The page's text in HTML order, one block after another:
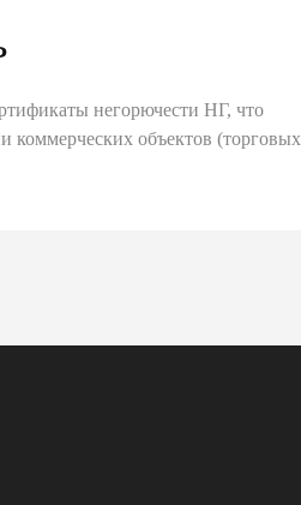
негорючести НГ, что
коммерческих объектов (торговых